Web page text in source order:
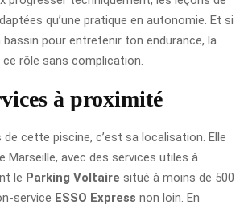
qu’une pratique en autonomie. Et si
pour entretenir ton endurance, la
rôle sans complication.
à proximité
de cette piscine, c’est sa localisation. Elle
avec des services utiles à
le Parking Voltaire situé à moins de 500
service ESSO Express non loin. En